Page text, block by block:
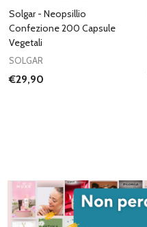
Solgar - Neopsillio
Confezione 200 Capsule
Vegetali
SOLGAR
€29,90